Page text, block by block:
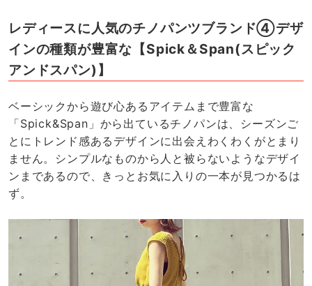
レディースに人気のチノパンツブランド④デザ
インの種類が豊富な【Spick＆Span(スピック
アンドスパン)】
ベーシックから遊び心あるアイテムまで豊富な
「Spick&Span」から出ているチノパンは、シーズンご
とにトレンド感あるデザインに出会えわくわくがとまり
ません。シンプルなものから人と被らないようなデザイ
ンまであるので、きっとお気に入りの一本が見つかるは
ず。